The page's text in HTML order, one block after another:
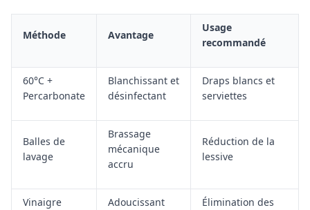
Méthode Avantage
Usage
recommandé
60°C +
Percarbonate
Blanchissant et
désinfectant
Draps blancs et
serviettes
Balles de
lavage
Brassage
mécanique
accru
Réduction de la
lessive
Vinaigre
Adoucissant
Élimination des